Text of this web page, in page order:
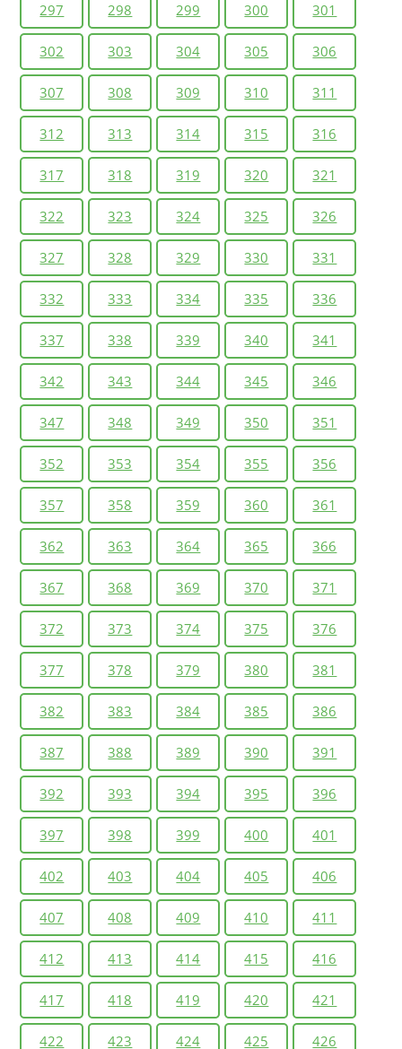
297 298 299 300 301
302 303 304 305 306
307 308 309 310 311
312 313 314 315 316
317 318 319 320 321
322 323 324 325 326
327 328 329 330 331
332 333 334 335 336
337 338 339 340 341
342 343 344 345 346
347 348 349 350 351
352 353 354 355 356
357 358 359 360 361
362 363 364 365 366
367 368 369 370 371
372 373 374 375 376
377 378 379 380 381
382 383 384 385 386
387 388 389 390 391
392 393 394 395 396
397 398 399 400 401
402 403 404 405 406
407 408 409 410 411
412 413 414 415 416
417 418 419 420 421
422 423 424 425 426